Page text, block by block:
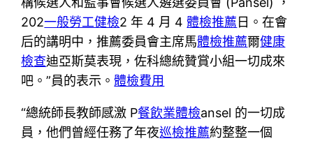
202一般勞工健檢2 年 4 月 4 體檢推薦日。在會
后的講明中，推薦委員會主席馬體檢推薦爾健康
檢查迪亞斯莫表現，佐科總統贊賞小組一切成來
吧。”員的表示。 體檢費用
“總統師長教師感激 P餐飲業體檢ansel 的一切成
員，他們曾經任務了年夜巡檢推薦約整整一個